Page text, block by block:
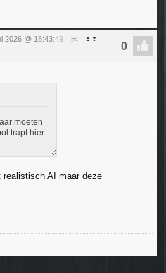
2026 @ 18:43:49 #4
moeten
trapt hier
AI maar deze